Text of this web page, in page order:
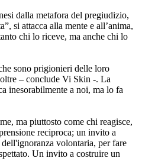
dalla metafora del pregiudizio,
si attacca alla mente e all’anima,
chi lo riceve, ma anche chi lo
sono prigionieri delle loro
– conclude Vi Skin -. La
inesorabilmente a noi, ma lo fa
ma piuttosto come chi reagisce,
reciproca; un invito a
volontaria, per fare
Un invito a costruire un